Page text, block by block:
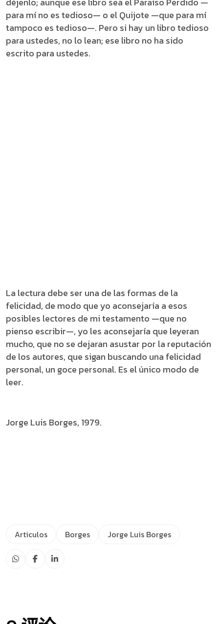
para mí no es tedioso— o el Quijote —que para mí
tampoco es tedioso—. Pero si hay un libro tedioso
para ustedes, no lo lean; ese libro no ha sido
escrito para ustedes.
La lectura debe ser una de las formas de la
felicidad, de modo que yo aconsejaría a esos
posibles lectores de mi testamento —que no
pienso escribir—, yo les aconsejaría que leyeran
mucho, que no se dejaran asustar por la reputación
de los autores, que sigan buscando una felicidad
personal, un goce personal. Es el único modo de
leer.
Jorge Luis Borges, 1979.
Articulos Borges Jorge Luis Borges